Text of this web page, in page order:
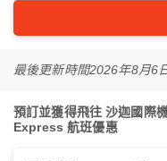
最後更新時間2026年8月6
預訂並獲得飛往 沙迦國際
Express 航班優惠